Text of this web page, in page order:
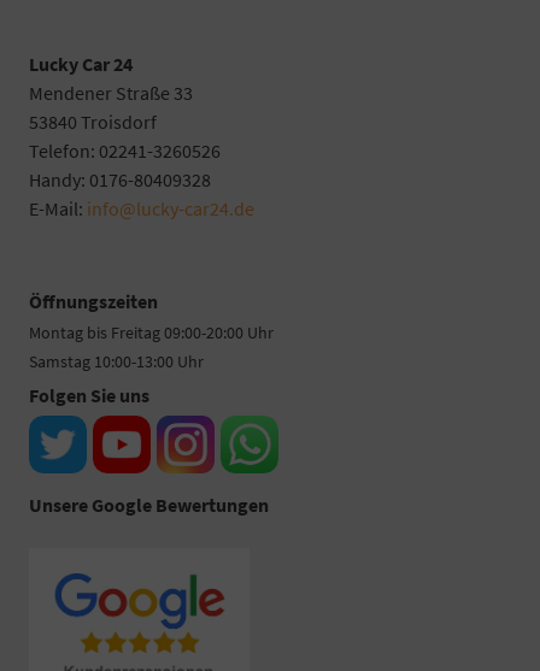
Lucky Car 24
Mendener Straße 33
53840 Troisdorf
Telefon: 02241-3260526
Handy: 0176-80409328
E-Mail: info@lucky-car24.de
Öffnungszeiten
Montag bis Freitag 09:00-20:00 Uhr
Samstag 10:00-13:00 Uhr
Folgen Sie uns
Unsere Google Bewertungen